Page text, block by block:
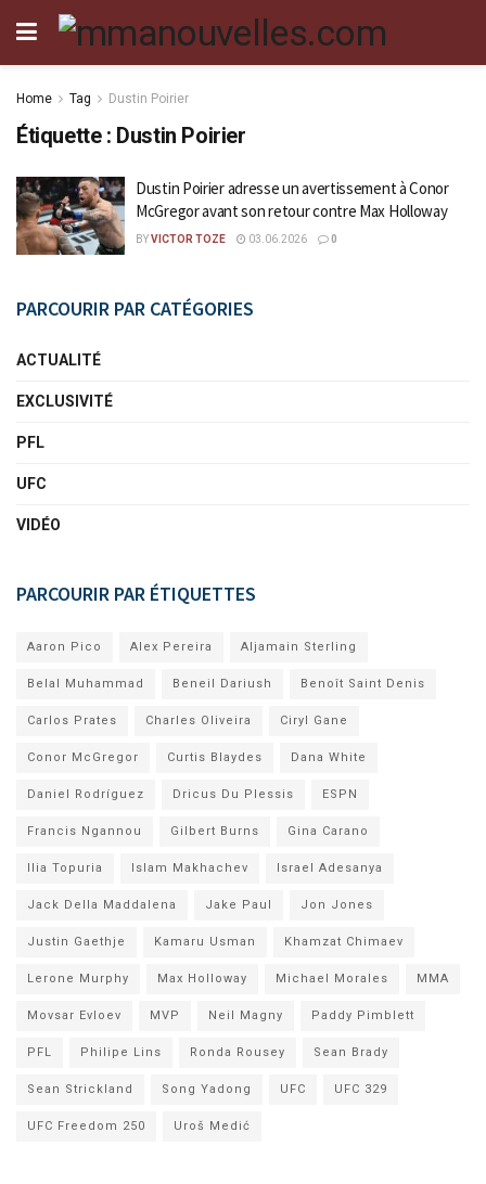
Home Tag Dustin Poirier
Étiquette : Dustin Poirier
Dustin Poirier adresse un avertissement à Conor
McGregor avant son retour contre Max Holloway
BYVICTOR TOZE 03.06.2026 0
PARCOURIR PAR CATÉGORIES
ACTUALITÉ
EXCLUSIVITÉ
PFL
UFC
VIDÉO
PARCOURIR PAR ÉTIQUETTES
Aaron Pico Alex Pereira Aljamain Sterling
Belal Muhammad Beneil Dariush Benoît Saint Denis
Carlos Prates Charles Oliveira Ciryl Gane
Conor McGregor Curtis Blaydes Dana White
Daniel Rodríguez Dricus Du Plessis ESPN
Francis Ngannou Gilbert Burns Gina Carano
Ilia Topuria Islam Makhachev Israel Adesanya
Jack Della Maddalena Jake Paul Jon Jones
Justin Gaethje Kamaru Usman Khamzat Chimaev
Lerone Murphy Max Holloway Michael Morales MMA
Movsar Evloev MVP Neil Magny Paddy Pimblett
PFL Philipe Lins Ronda Rousey Sean Brady
Sean Strickland Song Yadong UFC UFC 329
UFC Freedom 250 Uroš Medić